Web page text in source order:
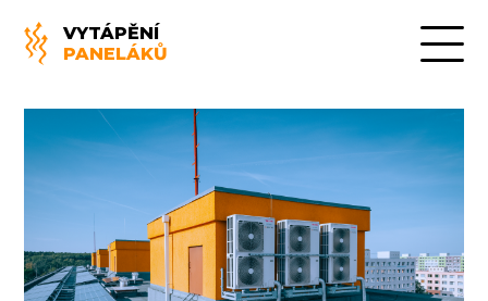
VYTÁPĚNÍ
PANELÁKŮ